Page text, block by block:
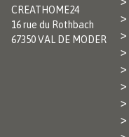
CREATHOME24
16 rue du Rothbach
67350 VAL DE MODER